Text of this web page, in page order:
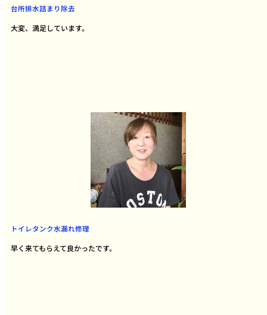
台所排水詰まり除去
大変、満足しています。
トイレタンク水漏れ修理
早く来てもらえて良かったです。